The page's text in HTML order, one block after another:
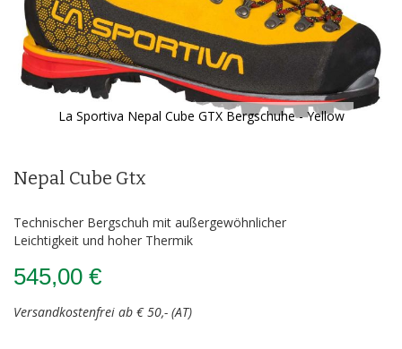
La Sportiva Nepal Cube GTX Bergschuhe - Yellow
der
Bildergalerie
Nepal Cube Gtx
Technischer Bergschuh mit außergewöhnlicher
Leichtigkeit und hoher Thermik
545,00 €
Versandkostenfrei ab € 50,- (AT)